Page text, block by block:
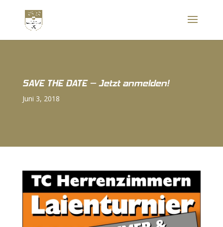
SAVE THE DATE – Jetzt anmelden!
Juni 3, 2018